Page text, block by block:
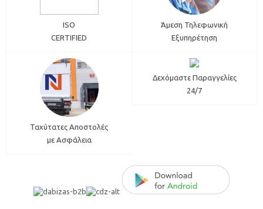
ISO
CERTIFIED
Άμεση Τηλεφωνική
Εξυπηρέτηση
Ταχύτατες Αποστολές
με Ασφάλεια
Δεχόμαστε Παραγγελίες
24/7